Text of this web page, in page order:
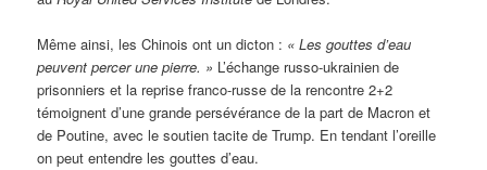
Même ainsi, les Chinois ont un dicton : « Les gouttes d’eau
peuvent percer une pierre. » L’échange russo-ukrainien de
prisonniers et la reprise franco-russe de la rencontre 2+2
témoignent d’une grande persévérance de la part de Macron et
de Poutine, avec le soutien tacite de Trump. En tendant l’oreille
on peut entendre les gouttes d’eau.